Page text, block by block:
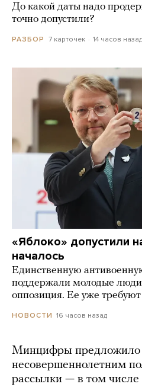
До какой даты надо
точно допустили?
РАЗБОР 7 карточек 14 часов назад
«Яблоко» допустили
началось
Единственную
поддержали молодые люди
оппозиция. Ее уже требуют
НОВОСТИ 16 часов назад
Минцифры предложило
несовершеннолетним
рассылки — в том числе